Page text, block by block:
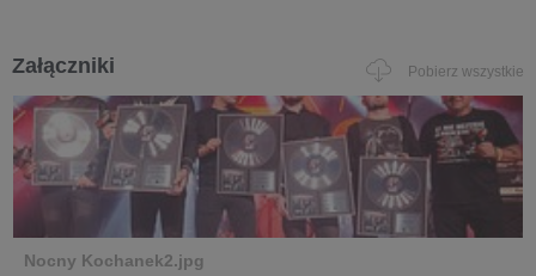
Załączniki Pobierz wszystkie
Nocny Kochanek2.jpg